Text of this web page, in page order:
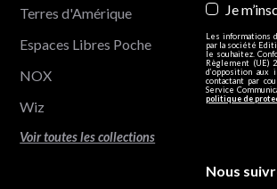
Je
Les informations
par la société
le souhaitez.
Règlement (UE)
d’opposition aux
contactant par
Service
politique de
Terres d'Amérique
Espaces Libres Poche
NOX
Wiz
Voir toutes les collections
Nous